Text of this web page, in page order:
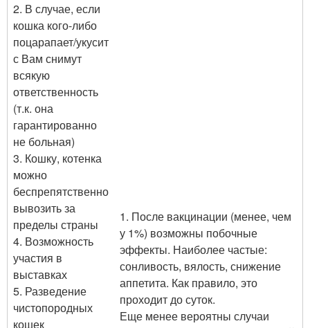
2. В случае, если
кошка кого-либо
поцарапает/укусит
с Вам снимут
всякую
ответственность
(т.к. она
гарантированно
не больная)
3. Кошку, котенка
можно
беспрепятственно
вывозить за
пределы страны
4. Возможность
участия в
выставках
5. Разведение
чистопородных
кошек
1. После вакцинации (менее, чем
у 1%) возможны побочные
эффекты. Наиболее частые:
сонливость, вялость, снижение
аппетита. Как правило, это
проходит до суток.
Еще менее вероятны случаи